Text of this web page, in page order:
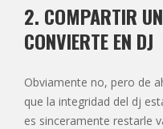
2. COMPARTIR
CONVIERTE EN DJ
Obviamente no, pero de
que la integridad del dj
es sinceramente restarle